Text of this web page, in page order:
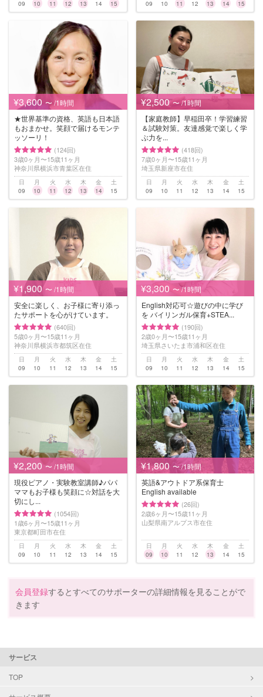
09 10 11 12 13 14 15 09 10 11 12 13 14 15
¥3,600 〜 /1時間
★世界基準の資格、英語も日本語
もおまかせ。笑顔で届けるモンテ
ッソーリ！
(124回)
3歳0ヶ月〜15歳11ヶ月
神奈川県横浜市青葉区在住
日
09
月
10
火
11
水
12
木
13
金
14
土
15
¥2,500 〜 /1時間
【家庭教師】早稲田卒！学習練習
＆試験対策。友達感覚で楽しく学
ぶ力を...
(418回)
7歳0ヶ月〜15歳11ヶ月
埼玉県新座市在住
日
09
月
10
火
11
水
12
木
13
金
14
土
15
¥1,900 〜 /1時間
安全に楽しく、お子様に寄り添っ
たサポートを心がけています。
(640回)
5歳0ヶ月〜15歳11ヶ月
神奈川県横浜市都筑区在住
日
09
月
10
火
11
水
12
木
13
金
14
土
15
¥3,300 〜 /1時間
English対応可☆遊びの中に学び
を バイリンガル保育+STEA...
(190回)
2歳0ヶ月〜15歳11ヶ月
埼玉県さいたま市浦和区在住
日
09
月
10
火
11
水
12
木
13
金
14
土
15
¥2,200 〜 /1時間
現役ピアノ・実験教室講師♪パパ
ママもお子様も笑顔に☆対話を大
切にし...
(1054回)
1歳6ヶ月〜15歳11ヶ月
東京都町田市在住
日
09
月
10
火
11
水
12
木
13
金
14
土
15
¥1,800 〜 /1時間
英語&アウトドア系保育士
English available
(26回)
2歳6ヶ月〜15歳11ヶ月
山梨県南アルプス市在住
日
09
月
10
火
11
水
12
木
13
金
14
土
15
会員登録するとすべてのサポーターの詳細情報を見ることがで
きます
サービス
TOP